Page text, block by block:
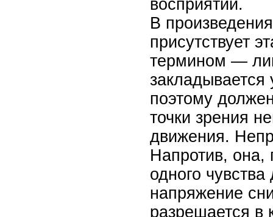
восприятии.
В
присутствует
термином —
поэтому
точки зрения
движения.
Напротив, она,
одного
напряжение
разрешается в